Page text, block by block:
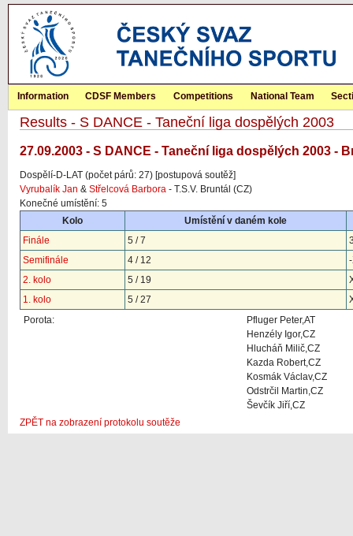
Information CDSF Members Competitions National Team
Results - S DANCE - Taneční liga dospělých 2003
27.09.2003 - S DANCE - Taneční liga dospělých 2003 -
Dospělí-D-LAT (počet párů: 27) [postupová soutěž]
Vyrubalík Jan & Střelcová Barbora - T.S.V. Bruntál (CZ)
Konečné umístění: 5
Kolo
Umístění v daném kole
Finále
5 / 7
Semifinále
4 / 12
2. kolo
5 / 19
1. kolo
5 / 27
Porota:
Pfluger Peter,AT
Henzély Igor,CZ
Hlucháň Milič,CZ
Kazda Robert,CZ
Kosmák Václav,CZ
Odstrčil Martin,CZ
Ševčík Jiří,CZ
ZPĚT na zobrazení protokolu soutěže